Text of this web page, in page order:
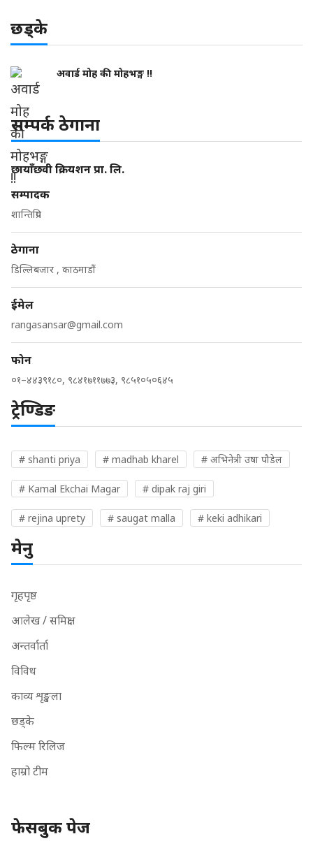
छड्के
अवार्ड मोह की मोहभङ्ग !!
सम्पर्क ठेगाना
छायाँछवी क्रियशन प्रा. लि.
सम्पादक
शान्तिप्रिय
ठेगाना
डिल्लिबजार , काठमाडौं
ईमेल
rangasansar@gmail.com
फोन
०१–४४३९१८०, ९८४१७११७७३, ९८५१०५०६४५
ट्रेण्डिङ
# shanti priya # madhab kharel # अभिनेत्री उषा पौडेल
# Kamal Ekchai Magar # dipak raj giri
# rejina uprety # saugat malla # keki adhikari
मेनु
गृहपृष्ठ
आलेख / समिक्षा
अन्तर्वार्ता
विविध
काव्य शृङ्खला
छड्के
फिल्म रिलिज
हाम्रो टीम
फेसबुक पेज